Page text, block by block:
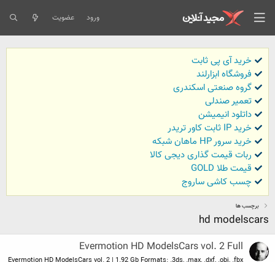
ورود عضویت
خرید آی پی ثابت
فروشگاه ابزارلند
گروه صنعتی اسکندری
تعمیر صندلی
داتلود انیمیشن
خرید IP ثابت کاور تریدر
خرید سرور HP ماهان شبکه
ربات قیمت گذاری دیجی کالا
قیمت طلا GOLD
چسب کاشی ساروج
برچسب ها
hd modelscars
Evermotion HD ModelsCars vol. 2 Full